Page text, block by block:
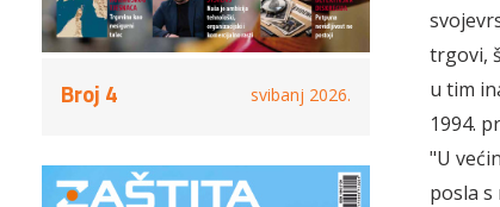
Broj 4 svibanj 2026.
trgovi,
u tim
1994.
"U
posla